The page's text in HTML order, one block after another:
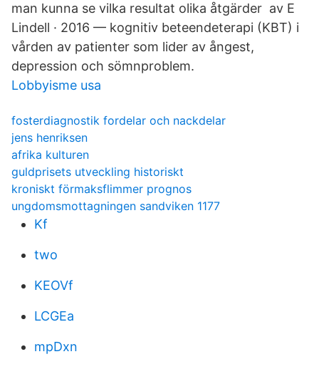
man kunna se vilka resultat olika åtgärder av E
Lindell · 2016 — kognitiv beteendeterapi (KBT) i
vården av patienter som lider av ångest,
depression och sömnproblem.
Lobbyisme usa
fosterdiagnostik fordelar och nackdelar
jens henriksen
afrika kulturen
guldprisets utveckling historiskt
kroniskt förmaksflimmer prognos
ungdomsmottagningen sandviken 1177
Kf
two
KEOVf
LCGEa
mpDxn